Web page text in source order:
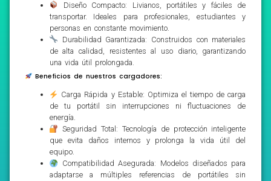
Diseño Compacto: Livianos, portátiles y fáciles de
transportar. Ideales para profesionales, estudiantes y
personas en constante movimiento.
Durabilidad Garantizada: Construidos con materiales
de alta calidad, resistentes al uso diario, garantizando
una vida útil prolongada.
Beneficios de nuestros cargadores:
Carga Rápida y Estable: Optimiza el tiempo de carga
de tu portátil sin interrupciones ni fluctuaciones de
energía.
Seguridad Total: Tecnología de protección inteligente
que evita daños internos y prolonga la vida útil del
equipo.
Compatibilidad Asegurada: Modelos diseñados para
adaptarse a múltiples referencias de portátiles sin